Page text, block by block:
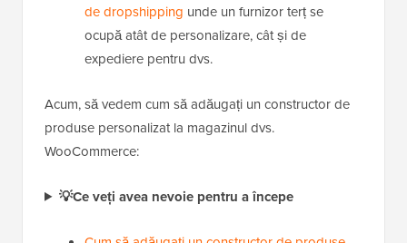
de dropshipping unde un furnizor terț se
ocupă atât de personalizare, cât și de
expediere pentru dvs.
Acum, să vedem cum să adăugați un constructor de
produse personalizat la magazinul dvs.
WooCommerce:
💡Ce veți avea nevoie pentru a începe